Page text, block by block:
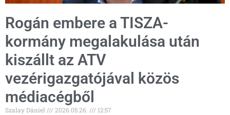
Rogán embere a TISZA-
kormány megalakulása után
kiszállt az ATV
vezérigazgatójával közös
médiacégből
Szalay Dániel 2026.05.26. 12:57